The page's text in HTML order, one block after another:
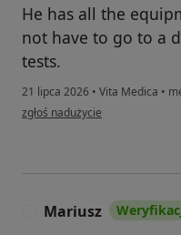
He has all the
not have to go to a
tests.
21 lipca 2026 • Vita Medica •
w opinii użytkownika CI
zgłoś nadużycie
Mariusz